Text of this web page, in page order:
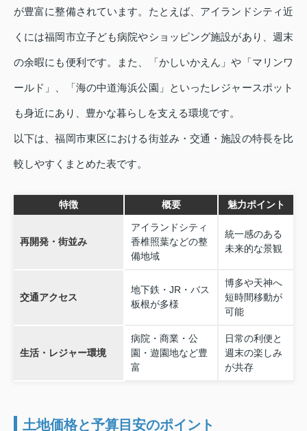
が豊富に整備されています。たとえば、アイランドシティ近
くには福岡市立子ども病院やショッピング施設があり、週末
の余暇にも便利です。また、「かしいかえん」や「マリンワ
ールド」、「海の中道海浜公園」といったレジャースポット
も身近にあり、豊かな暮らしを支える環境です。
以下は、福岡市東区における街並み・交通・施設の特長を比
較しやすくまとめた表です。
特徴 概要 魅力ポイント
再開発・街並み
アイランドシティ
香椎照葉などの整
備地域
統一感のある
未来的な景観
交通アクセス
地下鉄・JR・バス
板根が多様
博多や天神へ
短時間移動が
可能
生活・レジャー環境
病院・商業・公
園・遊園地など豊
富
日常の利便と
週末の楽しみ
が共存
土地価格と予算目安のポイント